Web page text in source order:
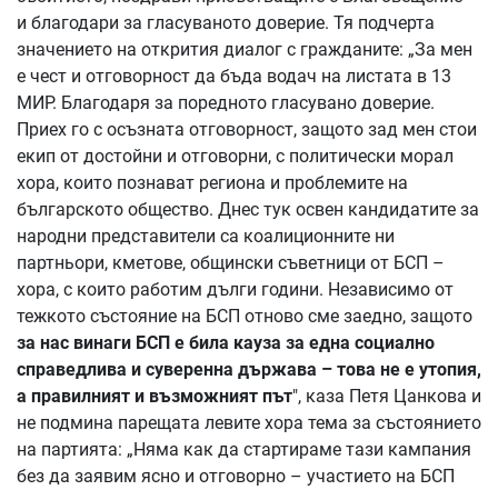
и благодари за гласуваното доверие. Тя подчерта
значението на открития диалог с гражданите: „За мен
е чест и отговорност да бъда водач на листата в 13
МИР. Благодаря за поредното гласувано доверие.
Приех го с осъзната отговорност, защото зад мен стои
екип от достойни и отговорни, с политически морал
хора, които познават региона и проблемите на
българското общество. Днес тук освен кандидатите за
народни представители са коалиционните ни
партньори, кметове, общински съветници от БСП –
хора, с които работим дълги години. Независимо от
тежкото състояние на БСП отново сме заедно, защото
за нас винаги БСП е била кауза за една социално
справедлива и суверенна държава – това не е утопия,
а правилният и възможният път", каза Петя Цанкова и
не подмина парещата левите хора тема за състоянието
на партията: „Няма как да стартираме тази кампания
без да заявим ясно и отговорно – участието на БСП